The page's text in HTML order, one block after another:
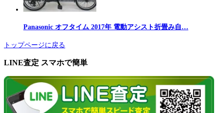
Panasonic オフタイム 2017年 電動アシスト折畳み自…
トップページに戻る
LINE査定 スマホで簡単